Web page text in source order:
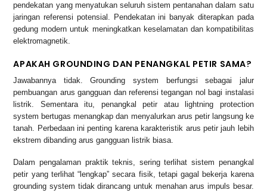
pendekatan yang menyatukan seluruh sistem pentanahan dalam satu
jaringan referensi potensial. Pendekatan ini banyak diterapkan pada
gedung modern untuk meningkatkan keselamatan dan kompatibilitas
elektromagnetik.
APAKAH GROUNDING DAN PENANGKAL PETIR SAMA?
Jawabannya tidak. Grounding system berfungsi sebagai jalur
pembuangan arus gangguan dan referensi tegangan nol bagi instalasi
listrik. Sementara itu, penangkal petir atau lightning protection
system bertugas menangkap dan menyalurkan arus petir langsung ke
tanah. Perbedaan ini penting karena karakteristik arus petir jauh lebih
ekstrem dibanding arus gangguan listrik biasa.
Dalam pengalaman praktik teknis, sering terlihat sistem penangkal
petir yang terlihat “lengkap” secara fisik, tetapi gagal bekerja karena
grounding system tidak dirancang untuk menahan arus impuls besar.